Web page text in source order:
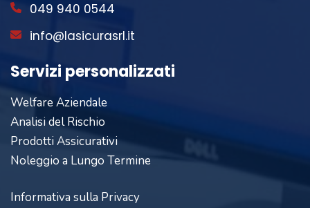
049 940 0544
info@lasicurasrl.it
Servizi personalizzati
Welfare Aziendale
Analisi del Rischio
Prodotti Assicurativi
Noleggio a Lungo Termine
Informativa sulla Privacy